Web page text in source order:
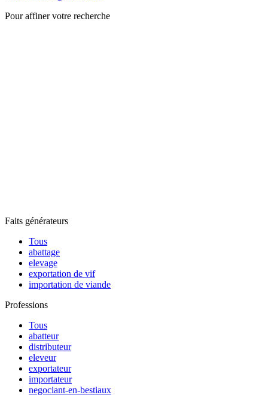
Pour affiner votre recherche
Faits générateurs
Tous
abattage
elevage
exportation de vif
importation de viande
Professions
Tous
abatteur
distributeur
eleveur
exportateur
importateur
negociant-en-bestiaux